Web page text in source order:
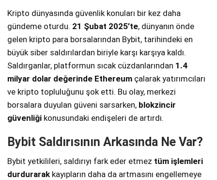
Kripto dünyasında güvenlik konuları bir kez daha
gündeme oturdu. 21 Şubat 2025’te, dünyanın önde
gelen kripto para borsalarından Bybit, tarihindeki en
büyük siber saldırılardan biriyle karşı karşıya kaldı.
Saldırganlar, platformun sıcak cüzdanlarından 1.4
milyar dolar değerinde Ethereum çalarak yatırımcıları
ve kripto topluluğunu şok etti. Bu olay, merkezi
borsalara duyulan güveni sarsarken, blokzincir
güvenliği konusundaki endişeleri de artırdı.
Bybit Saldırısının Arkasında Ne Var?
Bybit yetkilileri, saldırıyı fark eder etmez tüm işlemleri
durdurarak kayıpların daha da artmasını engellemeye